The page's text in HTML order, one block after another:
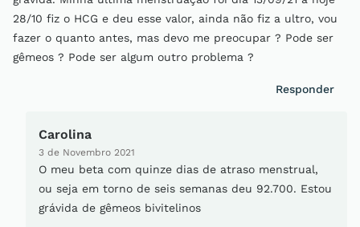
28/10 fiz o HCG e deu esse valor, ainda não fiz a ultro, vou
fazer o quanto antes, mas devo me preocupar ? Pode ser
gêmeos ? Pode ser algum outro problema ?
Responder
Carolina
3 de Novembro 2021
O meu beta com quinze dias de atraso menstrual,
ou seja em torno de seis semanas deu 92.700. Estou
grávida de gêmeos bivitelinos